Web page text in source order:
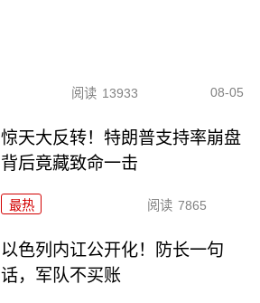
阅读 13933 08-05
惊天大反转！特朗普支持率崩盘
背后竟藏致命一击
最热 阅读 7865
以色列内讧公开化！防长一句
话，军队不买账